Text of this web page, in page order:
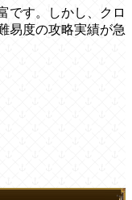
です。しかし、クロ
易度の攻略実績が急